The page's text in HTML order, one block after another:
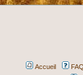
Accueil